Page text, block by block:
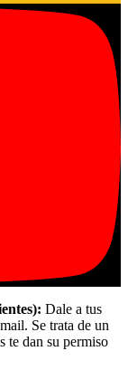
Dale a tus
Se trata de un
te dan su permiso